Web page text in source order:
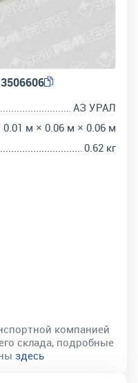
АЗ УРАЛ
0.01 м × 0.06 м × 0.06 м
0.62 кг
компанией
склада, подробные
здесь